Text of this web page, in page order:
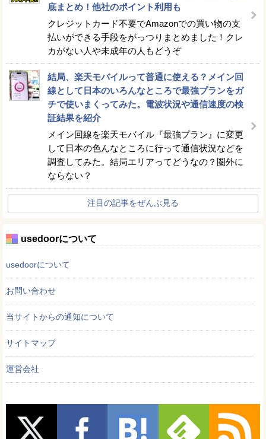
底まとめ！他社のポイント利用も
クレジットカード不要でAmazonでの買い物の支
払いができる手段をがっつりまとめました！クレ
カがない人や未成年の人もどうぞ
結局、楽天モバイルって普通に使える？メイン回
線として日本のいろんなところで最強プランをガ
チで使いまくってみた。電波状況や通信速度の検
証結果を紹介
メイン回線を楽天モバイル『最強プラン』に変更
して日本の色んなところに行って通信状況などを
調査してみた。結局エリアってどうなの？圏外に
ならない？
注目の記事をぜんぶ見る
usedoorについて
usedoorについて
お問い合わせ
当サイトからの通知について
サイトマップ
運営会社